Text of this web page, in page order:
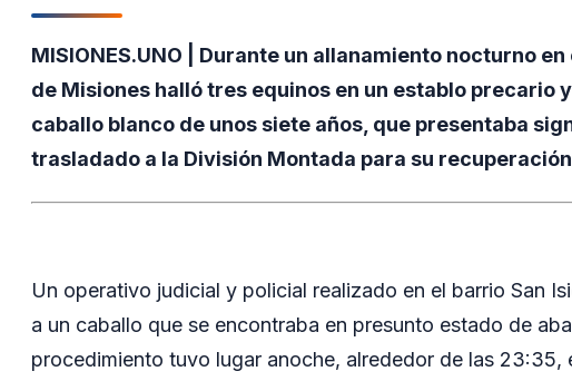
MISIONES.UNO | Durante un allanamiento nocturno
de Misiones halló tres equinos en un establo precario
caballo blanco de unos siete años, que presentaba
trasladado a la División Montada para su
Un operativo judicial y policial realizado en el barrio San
a un caballo que se encontraba en presunto estado de
procedimiento tuvo lugar anoche, alrededor de las 23:35,